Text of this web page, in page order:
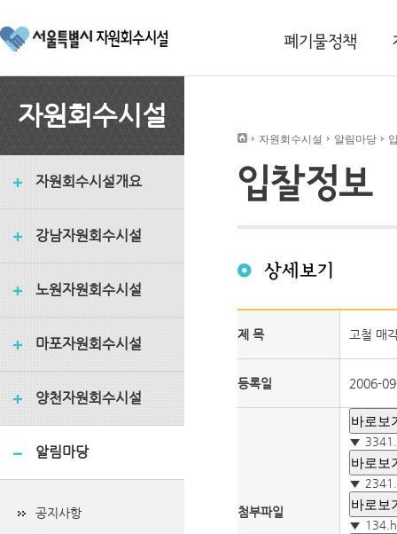
폐기물정책
자원회수시설
자원회수시설개요
강남자원회수시설
노원자원회수시설
마포자원회수시설
양천자원회수시설
알림마당
공지사항
자원회수시설 알림마당
입찰정보
상세보기
제 목 고철 매
등록일 2006-
첨부파일
바로보
바로보
바로보